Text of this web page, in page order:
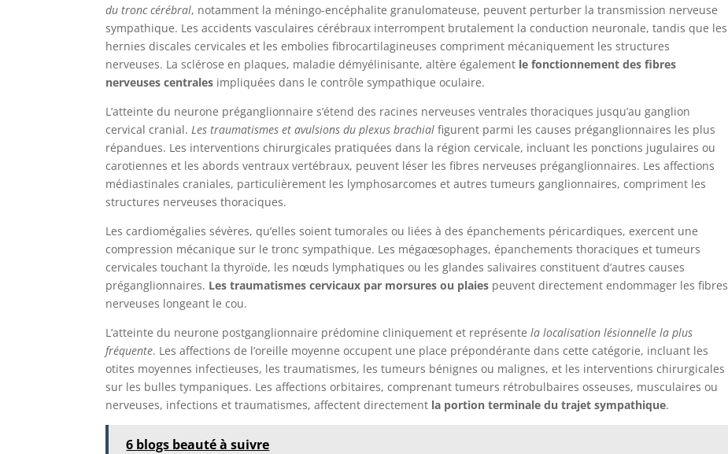
du tronc cérébral, notamment la méningo-encéphalite granulomateuse, peuvent perturber la transmission nerveuse
sympathique. Les accidents vasculaires cérébraux interrompent brutalement la conduction neuronale, tandis que les
hernies discales cervicales et les embolies fibrocartilagineuses compriment mécaniquement les structures
nerveuses. La sclérose en plaques, maladie démyélinisante, altère également le fonctionnement des fibres
nerveuses centrales impliquées dans le contrôle sympathique oculaire.
L’atteinte du neurone préganglionnaire s’étend des racines nerveuses ventrales thoraciques jusqu’au ganglion
cervical cranial.Les traumatismes et avulsions du plexus brachial figurent parmi les causes préganglionnaires les plus
répandues. Les interventions chirurgicales pratiquées dans la région cervicale, incluant les ponctions jugulaires ou
carotiennes et les abords ventraux vertébraux, peuvent léser les fibres nerveuses préganglionnaires. Les affections
médiastinales craniales, particulièrement les lymphosarcomes et autres tumeurs ganglionnaires, compriment les
structures nerveuses thoraciques.
Les cardiomégalies sévères, qu’elles soient tumorales ou liées à des épanchements péricardiques, exercent une
compression mécanique sur le tronc sympathique. Les mégaœsophages, épanchements thoraciques et tumeurs
cervicales touchant la thyroïde, les nœuds lymphatiques ou les glandes salivaires constituent d’autres causes
préganglionnaires. Les traumatismes cervicaux par morsures ou plaies peuvent directement endommager les fibres
nerveuses longeant le cou.
L’atteinte du neurone postganglionnaire prédomine cliniquement et représentela localisation lésionnelle la plus
fréquente. Les affections de l’oreille moyenne occupent une place prépondérante dans cette catégorie, incluant les
otites moyennes infectieuses, les traumatismes, les tumeurs bénignes ou malignes, et les interventions chirurgicales
sur les bulles tympaniques. Les affections orbitaires, comprenant tumeurs rétrobulbaires osseuses, musculaires ou
nerveuses, infections et traumatismes, affectent directement la portion terminale du trajet sympathique.
6 blogs beauté à suivre